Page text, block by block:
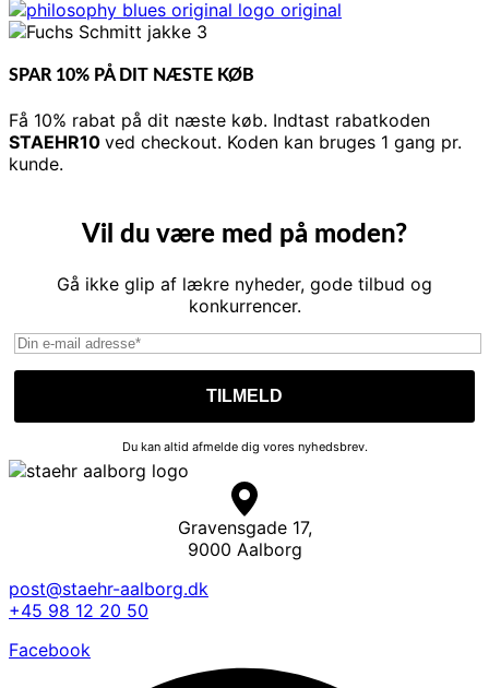
SPAR 10% PÅ DIT NÆSTE KØB
Få 10% rabat på dit næste køb. Indtast rabatkoden
STAEHR10 ved checkout. Koden kan bruges 1 gang pr.
kunde.
Vil du være med på moden?
Gå ikke glip af lækre nyheder, gode tilbud og
konkurrencer.
Du kan altid afmelde dig vores nyhedsbrev.
Gravensgade 17,
9000 Aalborg
post@staehr-aalborg.dk
+45 98 12 20 50
Facebook